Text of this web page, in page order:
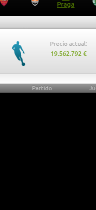
Precio actual:
19.562.792 €
Partido